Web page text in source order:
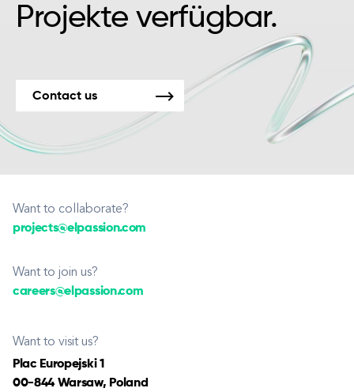
Projekte verfügbar.
Contact us
Want to collaborate?
projects@elpassion.com
Want to join us?
careers@elpassion.com
Want to visit us?
Plac Europejski 1
00-844 Warsaw, Poland